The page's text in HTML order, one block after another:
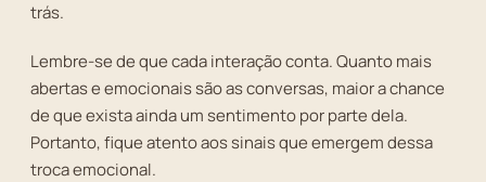
trás.
Lembre-se de que cada interação conta. Quanto mais
abertas e emocionais são as conversas, maior a chance
de que exista ainda um sentimento por parte dela.
Portanto, fique atento aos sinais que emergem dessa
troca emocional.